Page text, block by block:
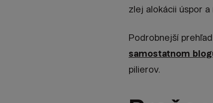
zlej alokácii úspor
Podrobnejší
samostatnom
pilierov.